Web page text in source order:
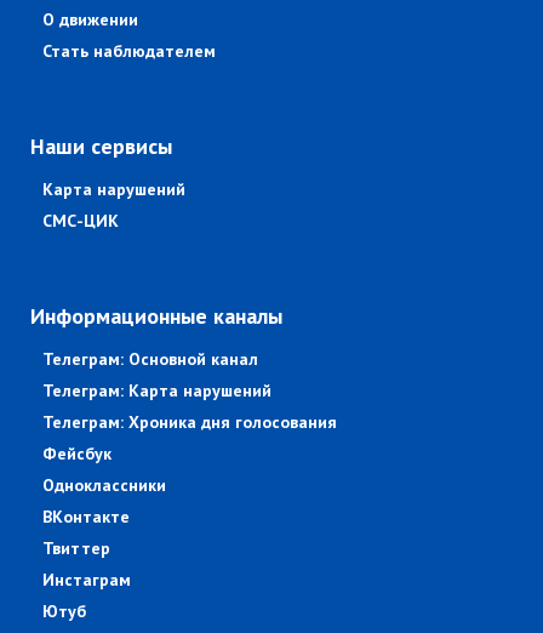
О движении
Стать наблюдателем
Наши сервисы
Карта нарушений
СМС-ЦИК
Информационные каналы
Телеграм: Основной канал
Телеграм: Карта нарушений
Телеграм: Хроника дня голосования
Фейсбук
Одноклассники
ВКонтакте
Твиттер
Инстаграм
Ютуб